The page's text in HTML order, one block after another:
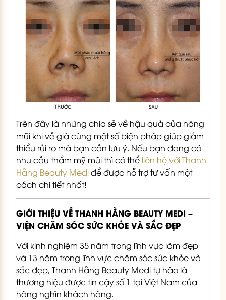
Trên đây là những chia sẻ về hậu quả của nâng
mũi khi về già cùng một số biện pháp giúp giảm
thiểu rủi ro mà bạn cần lưu ý. Nếu bạn đang có
nhu cầu thẩm mỹ mũi thì có thể liên hệ với Thanh
Hằng Beauty Mediđể được hỗ trợ tư vấn một
cách chi tiết nhất!
GIỚI THIỆU VỀ THANH HẰNG BEAUTY MEDI –
VIỆN CHĂM SÓC SỨC KHỎE VÀ SẮC ĐẸP
Với kinh nghiệm 35 năm trong lĩnh vực làm đẹp
và 13 năm trong lĩnh vực chăm sóc sức khỏe và
sắc đẹp, Thanh Hằng Beauty Medi tự hào là
thương hiệu được tin cậy số 1 tại Việt Nam của
hàng nghìn khách hàng.